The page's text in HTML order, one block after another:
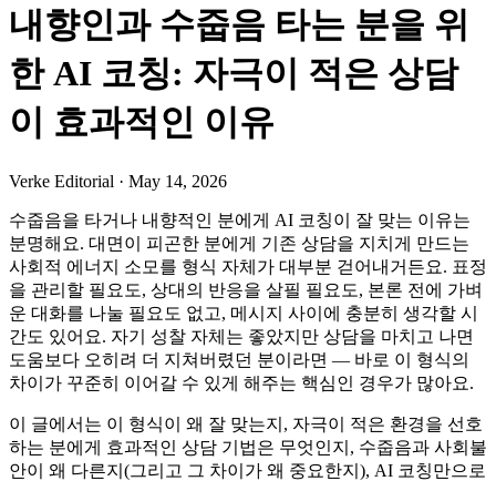
내향인과 수줍음 타는 분을 위
한 AI 코칭: 자극이 적은 상담
이 효과적인 이유
Verke Editorial · May 14, 2026
수줍음을 타거나 내향적인 분에게 AI 코칭이 잘 맞는 이유는
분명해요. 대면이 피곤한 분에게 기존 상담을 지치게 만드는
사회적 에너지 소모를 형식 자체가 대부분 걷어내거든요. 표정
을 관리할 필요도, 상대의 반응을 살필 필요도, 본론 전에 가벼
운 대화를 나눌 필요도 없고, 메시지 사이에 충분히 생각할 시
간도 있어요. 자기 성찰 자체는 좋았지만 상담을 마치고 나면
도움보다 오히려 더 지쳐버렸던 분이라면 — 바로 이 형식의
차이가 꾸준히 이어갈 수 있게 해주는 핵심인 경우가 많아요.
이 글에서는 이 형식이 왜 잘 맞는지, 자극이 적은 환경을 선호
하는 분에게 효과적인 상담 기법은 무엇인지, 수줍음과 사회불
안이 왜 다른지(그리고 그 차이가 왜 중요한지), AI 코칭만으로